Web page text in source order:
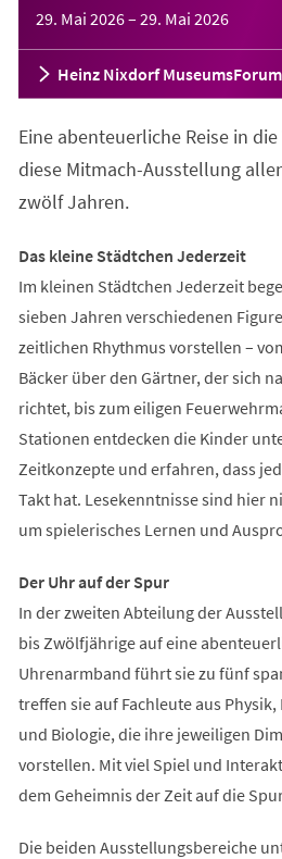
29. Mai 2026– 29. Mai 2026
Heinz Nixdorf MuseumsForum
Eine abenteuerliche Reise in
diese Mitmach-Ausstellung
zwölf Jahren.
Das kleine Städtchen Jederzeit
Im kleinen Städtchen Jederzeit
sieben Jahren verschiedenen
zeitlichen Rhythmus vorstellen –
Bäcker über den Gärtner, der sich
richtet, bis zum eiligen
Stationen entdecken die Kinder
Zeitkonzepte und erfahren, dass
Takt hat. Lesekenntnisse sind hier
um spielerisches Lernen und
Der Uhr auf der Spur
In der zweiten Abteilung der
bis Zwölfjährige auf eine
Uhrenarmband führt sie zu fünf
treffen sie auf Fachleute aus
und Biologie, die ihre jeweiligen
vorstellen. Mit viel Spiel und
dem Geheimnis der Zeit auf die
Die beiden Ausstellungsbereiche